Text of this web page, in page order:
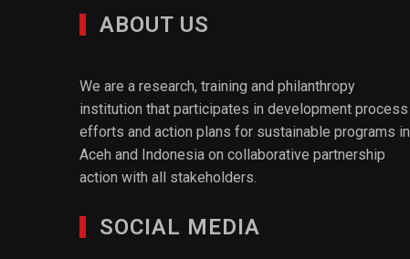
ABOUT US
We are a research, training and philanthropy
institution that participates in development process
efforts and action plans for sustainable programs in
Aceh and Indonesia on collaborative partnership
action with all stakeholders.
SOCIAL MEDIA